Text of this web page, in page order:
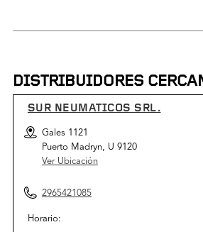
DISTRIBUIDORES
SUR NEUMATICOS SRL.
Gales 1121
Puerto Madryn, U 9120
Ver Ubicación
2965421085
Horario: